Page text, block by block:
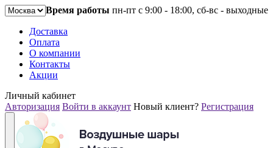
Время работы пн-пт с 9:00 - 18:00, сб-вс - выходные
Доставка
Оплата
О компании
Контакты
Акции
Личный кабинет
Авторизация Войти в аккаунт Новый клиент? Регистрация